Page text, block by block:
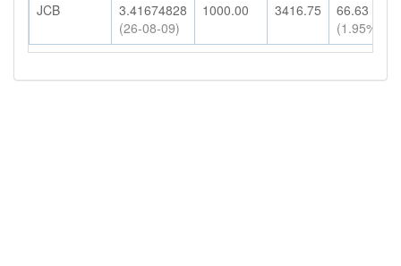
JCB
3.41674828
(26-08-09)
1000.00 3416.75
66.63
(1.95%)